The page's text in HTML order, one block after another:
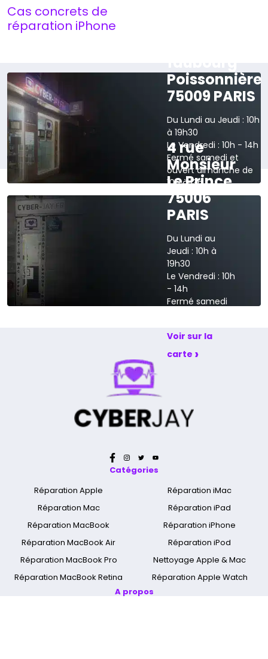
Cas concrets de
réparation iPhone
Poissonnière
75009 PARIS
Du Lundi au Jeudi : 10h
à 19h30
Le Vendredi : 10h - 14h
Fermé samedi et
ouvert dimanche de
10h à 13h
Voir sur la carte
4 rue
Monsieur
Le Prince
75006
PARIS
Du Lundi au
Jeudi : 10h à
19h30
Le Vendredi : 10h
- 14h
Fermé samedi
Voir sur la
carte ›
Catégories
Réparation Apple
Réparation Mac
Réparation MacBook
Réparation MacBook Air
Réparation MacBook Pro
Réparation MacBook Retina
Réparation iMac
Réparation iPad
Réparation iPhone
Réparation iPod
Nettoyage Apple & Mac
Réparation Apple Watch
A propos